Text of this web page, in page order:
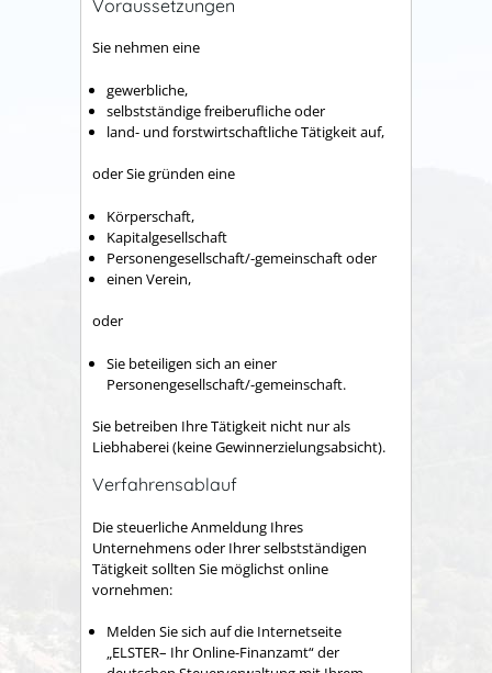
Voraussetzungen
Sie nehmen eine
gewerbliche,
selbstständige freiberufliche oder
land- und forstwirtschaftliche Tätigkeit auf,
oder Sie gründen eine
Körperschaft,
Kapitalgesellschaft
Personengesellschaft/-gemeinschaft oder
einen Verein,
oder
Sie beteiligen sich an einer
Personengesellschaft/-gemeinschaft.
Sie betreiben Ihre Tätigkeit nicht nur als
Liebhaberei (keine Gewinnerzielungsabsicht).
Verfahrensablauf
Die steuerliche Anmeldung Ihres
Unternehmens oder Ihrer selbstständigen
Tätigkeit sollten Sie möglichst online
vornehmen:
Melden Sie sich auf die Internetseite
„ELSTER– Ihr Online-Finanzamt“ der